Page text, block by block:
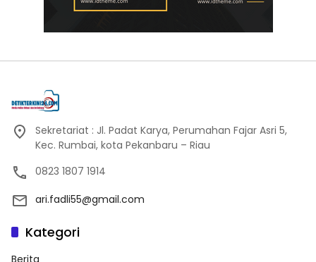
Sekretariat : Jl. Padat Karya, Perumahan Fajar Asri 5,
Kec. Rumbai, kota Pekanbaru – Riau
0823 1807 1914
ari.fadli55@gmail.com
Kategori
Berita